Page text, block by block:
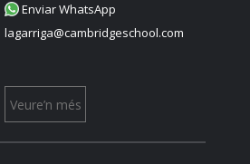
Enviar WhatsApp
lagarriga@cambridgeschool.com
Veure’n més